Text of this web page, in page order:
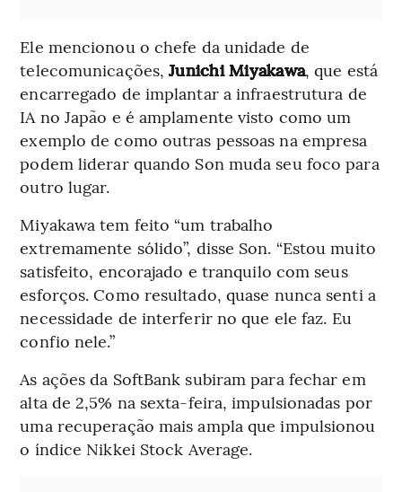
Ele mencionou o chefe da unidade de
telecomunicações,Junichi Miyakawa, que está
encarregado de implantar a infraestrutura de
IA no Japão e é amplamente visto como um
exemplo de como outras pessoas na empresa
podem liderar quando Son muda seu foco para
outro lugar.
Miyakawa tem feito “um trabalho
extremamente sólido”, disse Son. “Estou muito
satisfeito, encorajado e tranquilo com seus
esforços. Como resultado, quase nunca senti a
necessidade de interferir no que ele faz. Eu
confio nele.”
As ações da SoftBank subiram para fechar em
alta de 2,5% na sexta-feira, impulsionadas por
uma recuperação mais ampla que impulsionou
o índice Nikkei Stock Average.